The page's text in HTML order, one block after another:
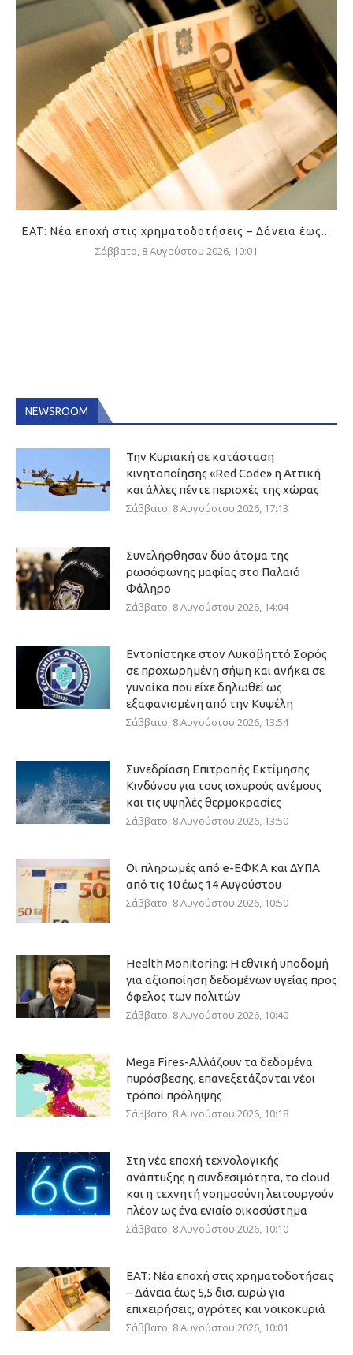
ΕΑΤ: Νέα εποχή στις χρηματοδοτήσεις – Δάνεια έως...
Σάββατο, 8 Αυγούστου 2026, 10:01
NEWSROOM
Την Κυριακή σε κατάσταση
κινητοποίησης «Red Code» η Αττική
και άλλες πέντε περιοχές της χώρας
Σάββατο, 8 Αυγούστου 2026, 17:13
Συνελήφθησαν δύο άτομα της
ρωσόφωνης μαφίας στο Παλαιό
Φάληρο
Σάββατο, 8 Αυγούστου 2026, 14:04
Εντοπίστηκε στον Λυκαβηττό Σορός
σε προχωρημένη σήψη και ανήκει σε
γυναίκα που είχε δηλωθεί ως
εξαφανισμένη από την Κυψέλη
Σάββατο, 8 Αυγούστου 2026, 13:54
Συνεδρίαση Επιτροπής Εκτίμησης
Κινδύνου για τους ισχυρούς ανέμους
και τις υψηλές θερμοκρασίες
Σάββατο, 8 Αυγούστου 2026, 13:50
Οι πληρωμές από e-ΕΦΚΑ και ΔΥΠΑ
από τις 10 έως 14 Αυγούστου
Σάββατο, 8 Αυγούστου 2026, 10:50
Health Monitoring: Η εθνική υποδομή
για αξιοποίηση δεδομένων υγείας προς
όφελος των πολιτών
Σάββατο, 8 Αυγούστου 2026, 10:40
Mega Fires-Αλλάζουν τα δεδομένα
πυρόσβεσης, επανεξετάζονται νέοι
τρόποι πρόληψης
Σάββατο, 8 Αυγούστου 2026, 10:18
Στη νέα εποχή τεχνολογικής
ανάπτυξης η συνδεσιμότητα, το cloud
και η τεχνητή νοημοσύνη λειτουργούν
πλέον ως ένα ενιαίο οικοσύστημα
Σάββατο, 8 Αυγούστου 2026, 10:10
ΕΑΤ: Νέα εποχή στις χρηματοδοτήσεις
– Δάνεια έως 5,5 δισ. ευρώ για
επιχειρήσεις, αγρότες και νοικοκυριά
Σάββατο, 8 Αυγούστου 2026, 10:01